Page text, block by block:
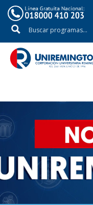
Inicio Noticias